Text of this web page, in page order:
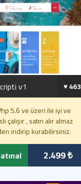
v1 ♥️ 463
5.6 ve üzeri ile iyi ve
çalışır , satın alır almaz
indirip kurabilirsiniz.
2.499 ₺